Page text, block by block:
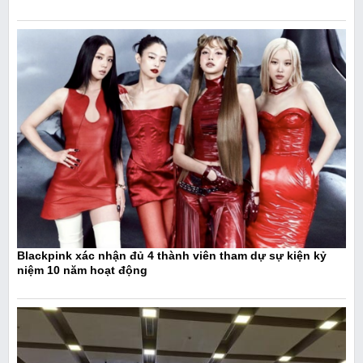
Blackpink xác nhận đủ 4 thành viên tham dự sự kiện kỷ
niệm 10 năm hoạt động